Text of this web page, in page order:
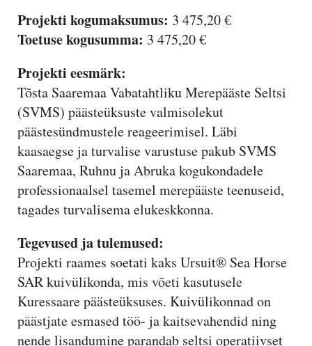
Projekti kogumaksumus: 3 475,20 €
Toetuse kogusumma: 3 475,20 €
Projekti eesmärk:
Tõsta Saaremaa Vabatahtliku Merepääste Seltsi
(SVMS) päästeüksuste valmisolekut
päästesündmustele reageerimisel. Läbi
kaasaegse ja turvalise varustuse pakub SVMS
Saaremaa, Ruhnu ja Abruka kogukondadele
professionaalsel tasemel merepääste teenuseid,
tagades turvalisema elukeskkonna.
Tegevused ja tulemused:
Projekti raames soetati kaks Ursuit® Sea Horse
SAR kuivülikonda, mis võeti kasutusele
Kuressaare päästeüksuses. Kuivülikonnad on
päästjate esmased töö- ja kaitsevahendid ning
nende lisandumine parandab seltsi operatiivset